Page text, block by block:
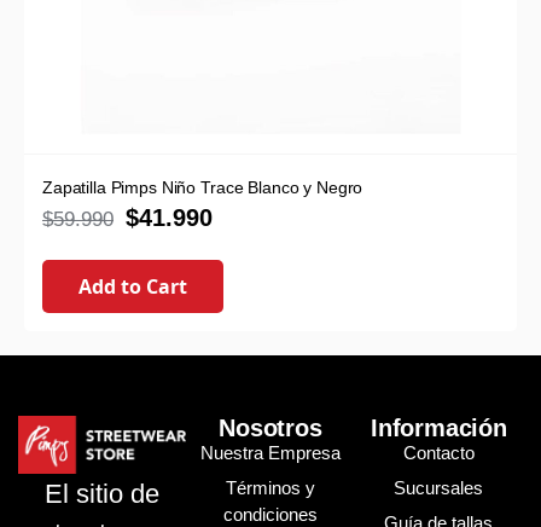
Zapatilla Pimps Niño Trace Blanco y Negro
$59.990 $41.990
Add to Cart
El sitio de
Nosotros
Nuestra Empresa
Términos y
condiciones
Información
Contacto
Sucursales
Guía de tallas